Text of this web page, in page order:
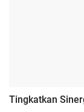
Tingkatkan